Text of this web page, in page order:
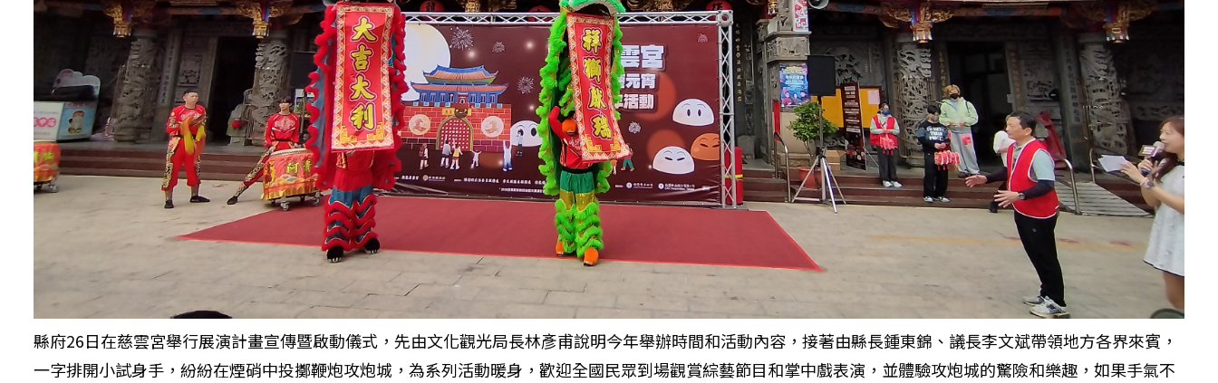
縣府26日在慈雲宮舉行展演計畫宣傳暨啟動儀式，先由文化觀光局長林彥甫說明今年舉辦時間和活動內容，接著由縣長鍾東錦、議長李文斌帶領地方各界來賓，
一字排開小試身手，紛紛在煙硝中投擲鞭炮攻炮城，為系列活動暖身，歡迎全國民眾到場觀賞綜藝節目和掌中戲表演，並體驗攻炮城的驚險和樂趣，如果手氣不